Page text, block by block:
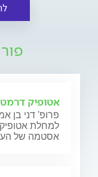
אטופיק
פרופ' דני בן
למחלת
אסטמה של